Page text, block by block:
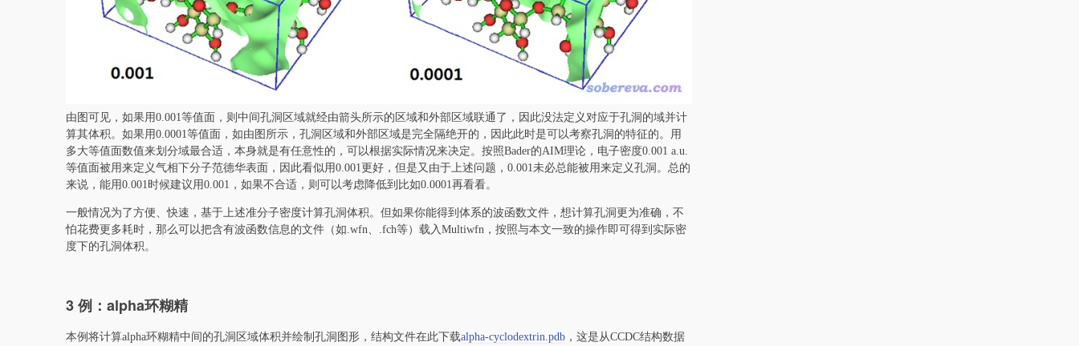
由图可见，如果用0.001等值面，则中间孔洞区域就经由箭头所示的区域和外部区域联通了，因此没法定义对应于孔洞的域并计
算其体积。如果用0.0001等值面，如由图所示，孔洞区域和外部区域是完全隔绝开的，因此此时是可以考察孔洞的特征的。用
多大等值面数值来划分域最合适，本身就是有任意性的，可以根据实际情况来决定。按照Bader的AIM理论，电子密度0.001 a.u.
等值面被用来定义气相下分子范德华表面，因此看似用0.001更好，但是又由于上述问题，0.001未必总能被用来定义孔洞。总的
来说，能用0.001时候建议用0.001，如果不合适，则可以考虑降低到比如0.0001再看看。
一般情况为了方便、快速，基于上述准分子密度计算孔洞体积。但如果你能得到体系的波函数文件，想计算孔洞更为准确，不
怕花费更多耗时，那么可以把含有波函数信息的文件（如.wfn、.fch等）载入Multiwfn，按照与本文一致的操作即可得到实际密
度下的孔洞体积。
3 例：alpha环糊精
本例将计算alpha环糊精中间的孔洞区域体积并绘制孔洞图形，结构文件在此下载alpha-cyclodextrin.pdb ，这是从CCDC结构数据